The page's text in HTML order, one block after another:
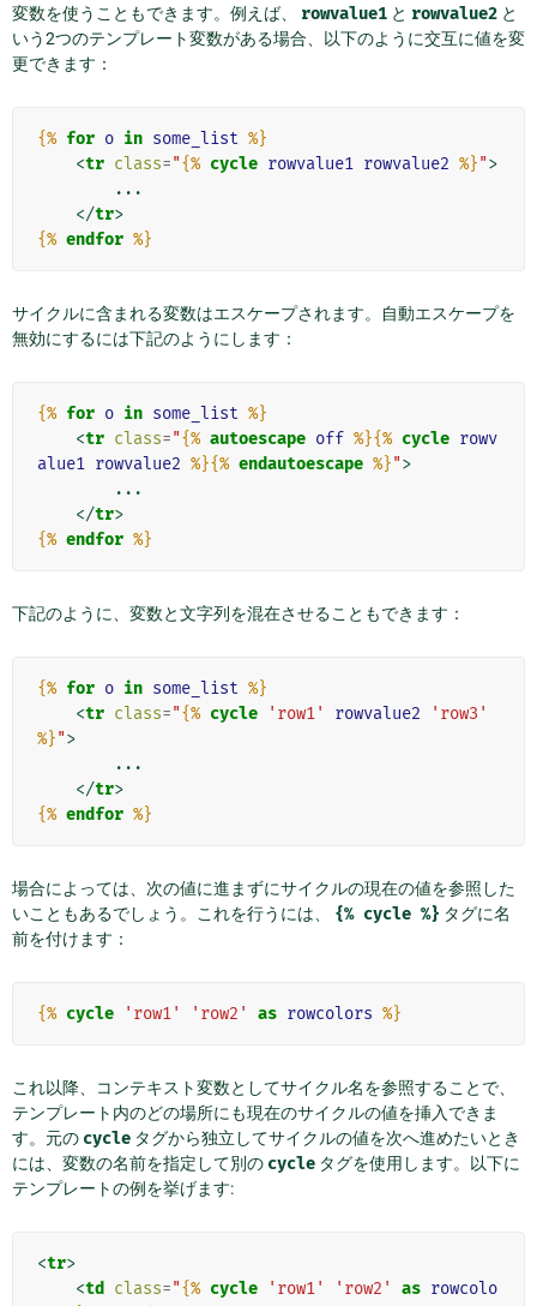
変数を使うこともできます。例えば、 rowvalue1 と rowvalue2 と
いう2つのテンプレート変数がある場合、以下のように交互に値を変
更できます：
{% for o in some_list %}
<tr class="{% cycle rowvalue1 rowvalue2 %}">
</tr>
{% endfor %}
サイクルに含まれる変数はエスケープされます。自動エスケープを
無効にするには下記のようにします：
{% for o in some_list %}
<tr class="{% autoescape off %}{% cycle rowv
alue1 rowvalue2 %}{% endautoescape %}">
</tr>
{% endfor %}
下記のように、変数と文字列を混在させることもできます：
{% for o in some_list %}
<tr class="{% cycle 'row1' rowvalue2
'row3'
%}">
</tr>
{% endfor %}
場合によっては、次の値に進まずにサイクルの現在の値を参照した
いこともあるでしょう。これを行うには、 {% cycle %} タグに名
前を付けます：
{% cycle 'row1' 'row2' as rowcolors %}
これ以降、コンテキスト変数としてサイクル名を参照することで、
テンプレート内のどの場所にも現在のサイクルの値を挿入できま
す。元の cycle タグから独立してサイクルの値を次へ進めたいとき
には、変数の名前を指定して別の cycle タグを使用します。以下に
テンプレートの例を挙げます:
<tr>
<td class="{% cycle 'row1' 'row2' as rowcolo